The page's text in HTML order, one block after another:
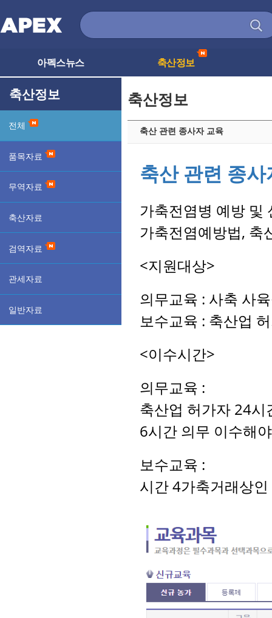
아펙스뉴스 축산정보
축산정보
전체
품목자료
무역자료
축산자료
검역자료
관세자료
일반자료
축산정보
축산 관련 종사자 교육
축산 관련 종
가축전염병 예방 및
가축전염예방법, 축
<지원대상>
의무교육 : 사축 사
보수교육 : 축산업
<이수시간>
의무교육 :
축산업 허가자 24시
6시간 의무 이수해
보수교육 :
시간4가축거래상인